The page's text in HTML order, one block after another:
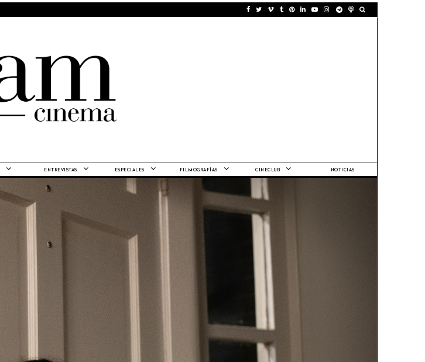
ENTREVISTAS ESPECIALES FILMOGRAFÍAS CINECLUB NOTICIAS